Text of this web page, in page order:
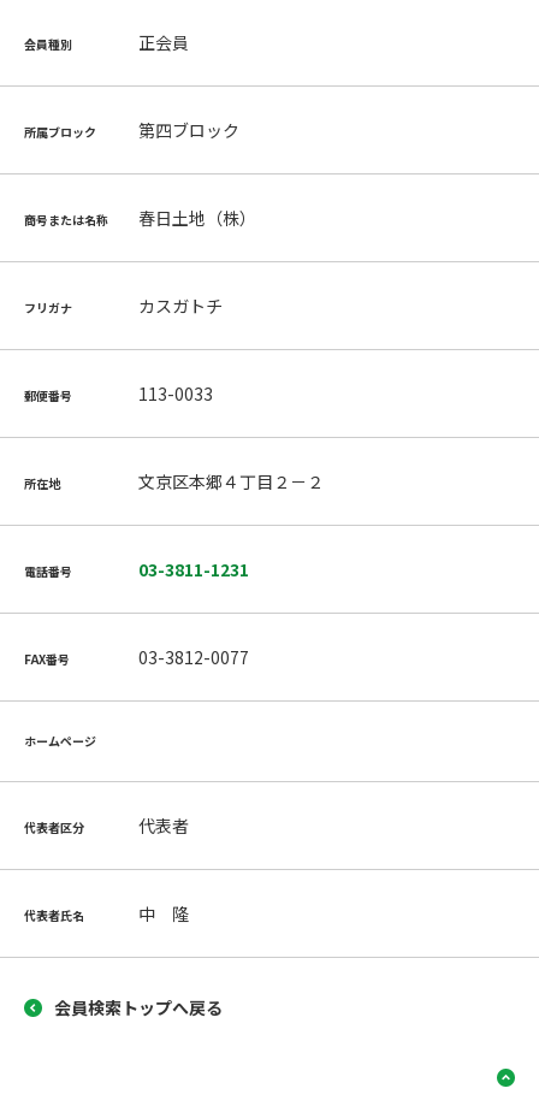
会員種別 正会員
所属ブロック 第四ブロック
商号または名称 春日土地（株）
フリガナ カスガトチ
郵便番号 113-0033
所在地 文京区本郷４丁目２－２
電話番号 03-3811-1231
FAX番号 03-3812-0077
ホームページ
代表者区分 代表者
代表者氏名 中 隆
会員検索トップへ戻る